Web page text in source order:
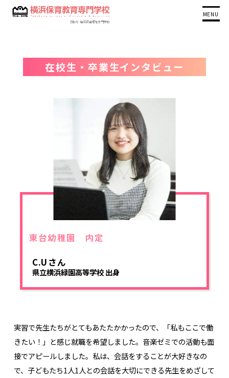
MENU
在校生・卒業生インタビュー
東台幼稚園 内定
C.Uさん
県立横浜緑園高等学校 出身
実習で先生たちがとてもあたたかかったので、「私もここで働
きたい！」と感じ就職を希望しました。音楽ゼミでの活動も面
接でアピールしました。私は、会話をすることが大好きなの
で、子どもたち1人1人との会話を大切にできる先生をめざして